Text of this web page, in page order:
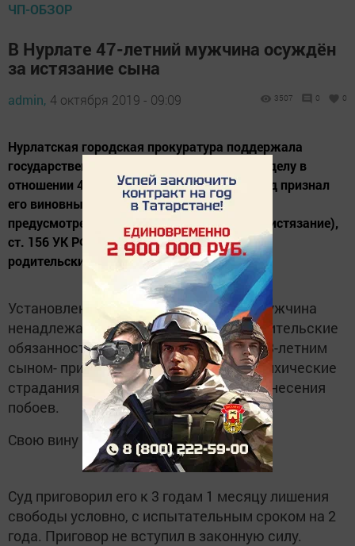
ЧП-ОБЗОР
В Нурлате 47-летний мужчина осуждён
за истязание сына
admin, 4 октября 2019 - 09:09 3507 0 0
Нурлатская городская прокуратура поддержала
государственное обвинение по уголовному делу в
отношении 47-летнего местного жителя. Суд признал
его виновным в совершении преступлений,
предусмотренных п. «г» ч. 2 ст. 117 УК РФ (истязание),
ст. 156 УК РФ (ненадлежащее исполнение
родительских обязанностей).
Установлено, что в апреле 2019 года мужчина
ненадлежащим образом исполнял родительские
обязанности и жестоко обращался с 13-летним
сыном- причинял ему физические и психические
страдания путем систематического нанесения
побоев.
Свою вину мужчина не признал.
Суд приговорил его к 3 годам 1 месяцу лишения
свободы условно, с испытательным сроком на 2
года. Приговор не вступил в законную силу.